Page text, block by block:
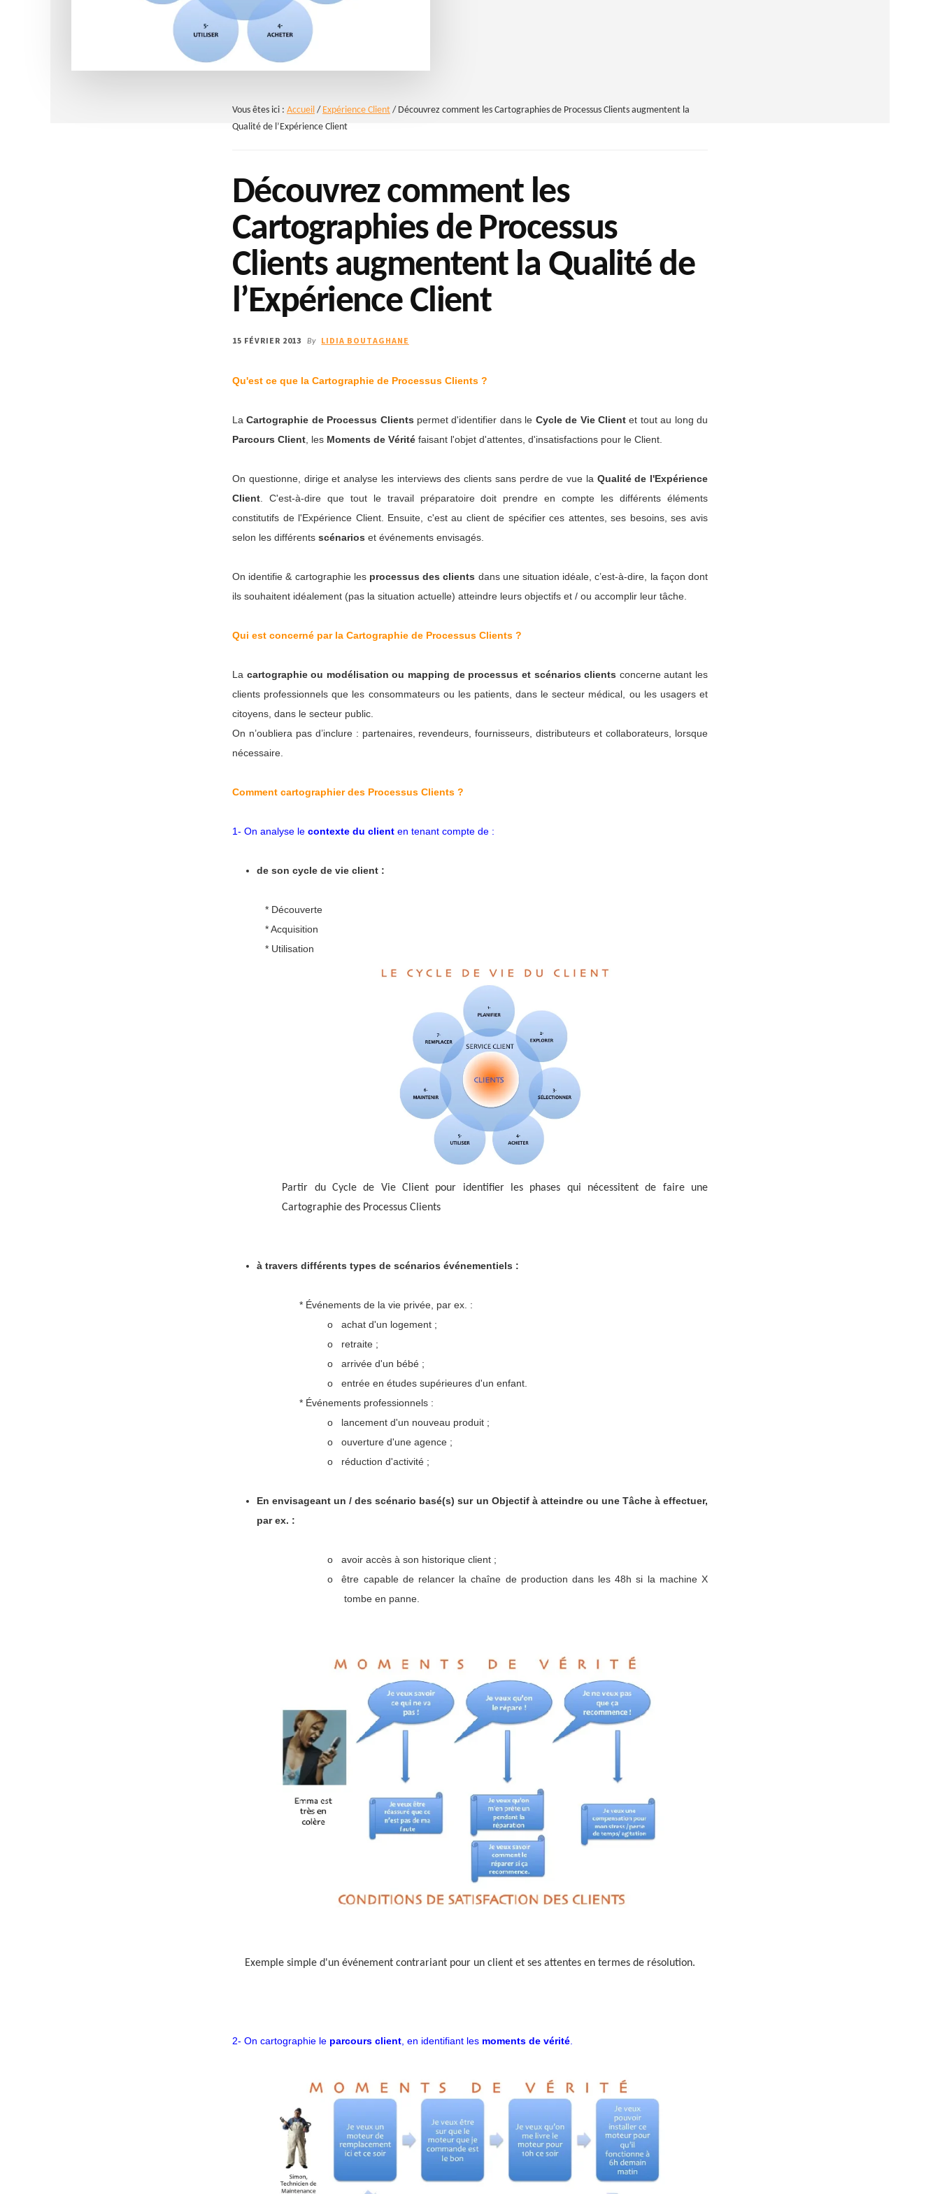
Vous êtes ici : Accueil / Expérience Client / Découvrez comment les Cartographies de Processus Clients augmentent la
Qualité de l’Expérience Client
Découvrez comment les
Cartographies de Processus
Clients augmentent la Qualité de
l’Expérience Client
15 FÉVRIER 2013 By LIDIA BOUTAGHANE
Qu'est ce que la Cartographie de Processus Clients ?
LaCartographie de Processus Clients permet d'identifier dans le Cycle de Vie Clientet tout au long du
Parcours Client , les Moments de Vérité faisant l'objet d'attentes, d'insatisfactions pour le Client.
On questionne, dirige et analyse les interviews des clients sans perdre de vue la Qualité de l'Expérience
Client . C'est-à-dire que tout le travail préparatoire doit prendre en compte les différents éléments
constitutifs de l'Expérience Client. Ensuite, c'est au client de spécifier ces attentes, ses besoins, ses avis
selon les différents scénarios et événements envisagés.
On identifie & cartographie les processus des clients dans une situation idéale, c’est-à-dire, la façon dont
ils souhaitent idéalement (pas la situation actuelle) atteindre leurs objectifs et / ou accomplir leur tâche.
Qui est concerné par la Cartographie de Processus Clients ?
La cartographie ou modélisation ou mapping de processus et scénarios clients concerne autant les
clients professionnels que les consommateurs ou les patients, dans le secteur médical, ou les usagers et
citoyens, dans le secteur public.
On n’oubliera pas d’inclure : partenaires, revendeurs, fournisseurs, distributeurs et collaborateurs, lorsque
nécessaire.
Comment cartographier des Processus Clients ?
1- On analyse le contexte du client en tenant compte de :
de son cycle de vie client :
* Découverte
* Acquisition
* Utilisation
Partir du Cycle de Vie Client pour identifier les phases qui nécessitent de faire une
Cartographie des Processus Clients
à travers différents types de scénarios événementiels :
* Événements de la vie privée, par ex. :
o
achat d'un logement ;
o
retraite ;
o
arrivée d'un bébé ;
o
entrée en études supérieures d'un enfant.
* Événements professionnels :
o
lancement d'un nouveau produit ;
o
ouverture d'une agence ;
o
réduction d'activité ;
En envisageant un / des scénario basé(s) sur un Objectif à atteindre ou une Tâche à effectuer,
par ex. :
o
avoir accès à son historique client ;
o
être capable de relancer la chaîne de production dans les 48h si la machine X
tombe en panne.
Exemple simple d'un événement contrariant pour un client et ses attentes en termes de résolution.
2- On cartographie le parcours client , en identifiant les moments de vérité